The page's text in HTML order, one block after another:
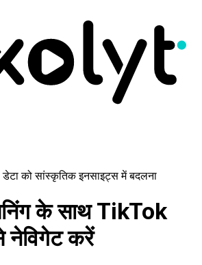
को सांस्कृतिक इनसाइट्स में बदलना
के साथ TikTok
नेविगेट करें